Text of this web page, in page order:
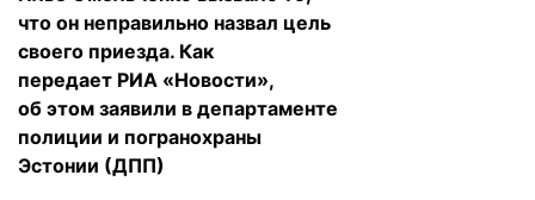
что он неправильно назвал цель
своего приезда. Как
передает РИА «Новости»,
об этом заявили в департаменте
полиции и погранохраны
Эстонии (ДПП)